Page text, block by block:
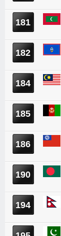
181
182
184
185
186
190
194